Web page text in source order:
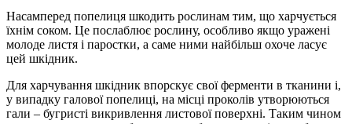
Насамперед попелиця шкодить рослинам тим, що харчується
їхнім соком. Це послаблює рослину, особливо якщо уражені
молоде листя і паростки, а саме ними найбільш охоче ласує
цей шкідник.
Для харчування шкідник впорскує свої ферменти в тканини і,
у випадку галової попелиці, на місці проколів утворюються
гали – бугристі викривлення листової поверхні. Таким чином